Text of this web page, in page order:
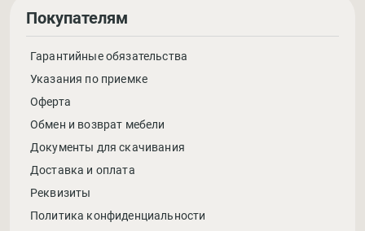
Покупателям
Гарантийные обязательства
Указания по приемке
Оферта
Обмен и возврат мебели
Документы для скачивания
Доставка и оплата
Реквизиты
Политика конфиденциальности